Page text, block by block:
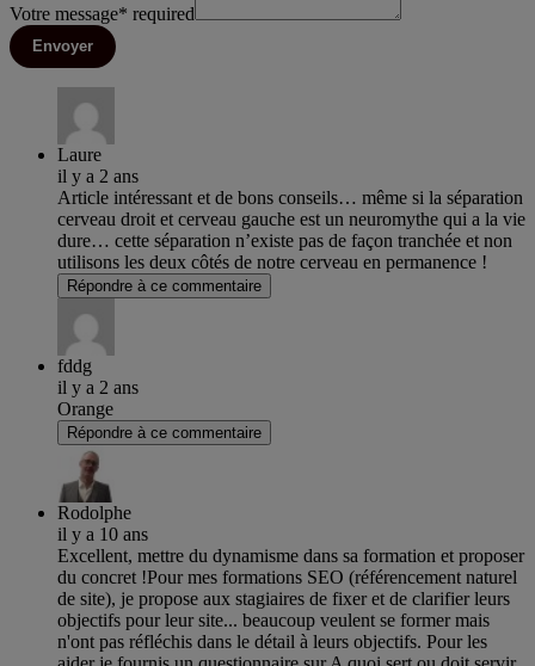
Votre message* required
Envoyer
Laure
il y a 2 ans
Article intéressant et de bons conseils… même si la séparation
cerveau droit et cerveau gauche est un neuromythe qui a la vie
dure… cette séparation n’existe pas de façon tranchée et non
utilisons les deux côtés de notre cerveau en permanence !
Répondre à ce commentaire
fddg
il y a 2 ans
Orange
Répondre à ce commentaire
Rodolphe
il y a 10 ans
Excellent, mettre du dynamisme dans sa formation et proposer
du concret !Pour mes formations SEO (référencement naturel
de site), je propose aux stagiaires de fixer et de clarifier leurs
objectifs pour leur site... beaucoup veulent se former mais
n'ont pas réfléchis dans le détail à leurs objectifs. Pour les